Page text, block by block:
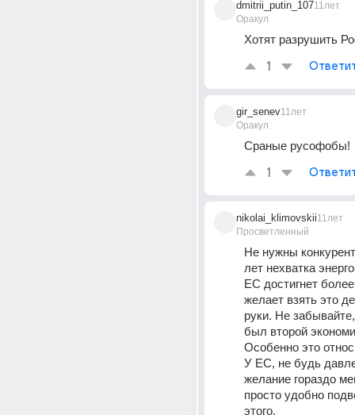
dmitrii_putin_107
Оракул
11лет
Хотят разрушить
1
gir_senev
Оракул
11лет
Сраные русофобы!
1
nikolai_klimovskii
Просветленный
11лет
Не нужны
лет нехватка
ЕС достигнет
желает взять это
руки. Не
был второй
Особенно это
У ЕС, не будь
желание гораздо
просто удобно
этого.